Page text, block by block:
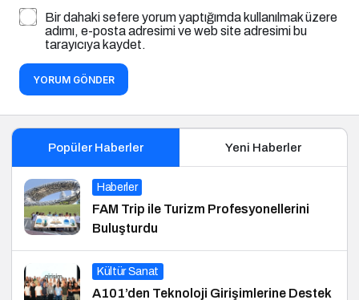
Bir dahaki sefere yorum yaptığımda kullanılmak üzere
adımı, e-posta adresimi ve web site adresimi bu
tarayıcıya kaydet.
YORUM GÖNDER
Popüler Haberler Yeni Haberler
Haberler
FAM Trip ile Turizm Profesyonellerini
Buluşturdu
Kültür Sanat
A101’den Teknoloji Girişimlerine Destek